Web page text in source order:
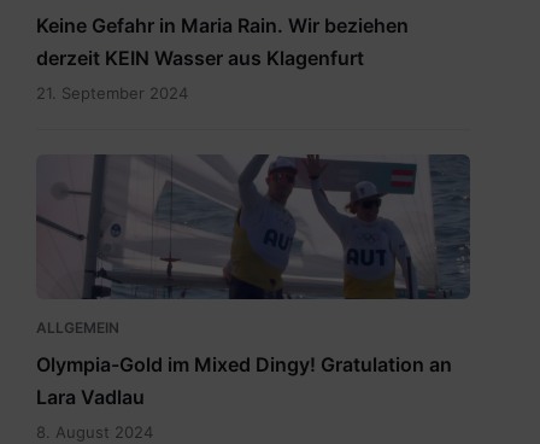
Keine Gefahr in Maria Rain. Wir beziehen
derzeit KEIN Wasser aus Klagenfurt
21. September 2024
Siegerpose.png
ALLGEMEIN
Olympia-Gold im Mixed Dingy! Gratulation an
Lara Vadlau
8. August 2024